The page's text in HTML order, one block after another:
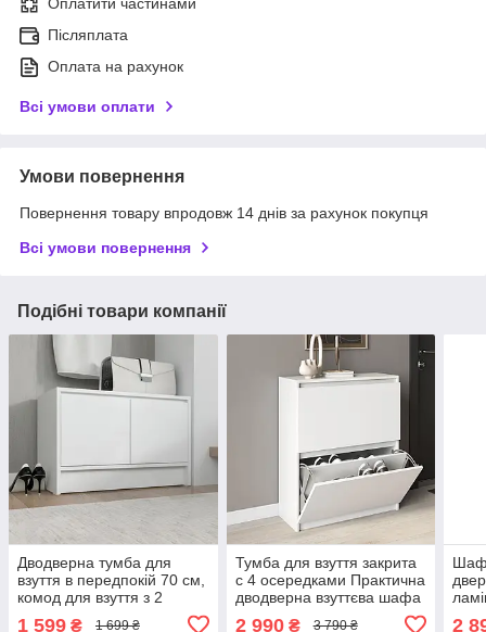
Оплатити частинами
Післяплата
Оплата на рахунок
Всі умови оплати
Умови повернення
Повернення товару впродовж 14 днів за рахунок покупця
Всі умови повернення
Подібні товари компанії
Дводверна тумба для
взуття в передпокій 70 см,
комод для взуття з 2
1 599 ₴ 1 699 ₴
Тумба для взуття закрита
c 4 осередками Практична
дводверна взуттєва шафа
2 990₴ 3 790 ₴ 2